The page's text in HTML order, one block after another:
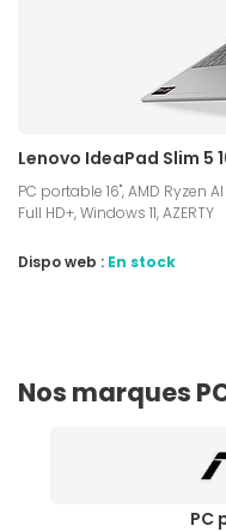
Lenovo IdeaPad Slim 5
PC portable 16", AMD Ryzen
Full HD+, Windows 11, AZERTY
Dispo web : En stock
Nos marques
PC